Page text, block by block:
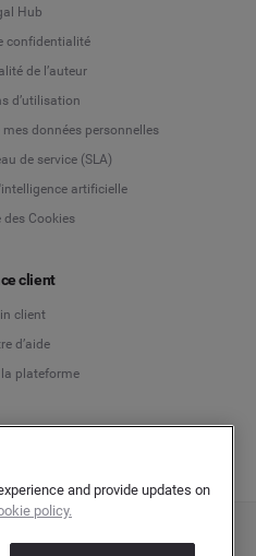
Hub
confidentialité
de l’auteur
d’utilisation
données personnelles
de service (SLA)
artificielle
des Cookies
client
client
d’aide
plateforme
Deutsch
réservés. Cision Group Ltd, 7th Floor, 5
and provide updates on
policy.